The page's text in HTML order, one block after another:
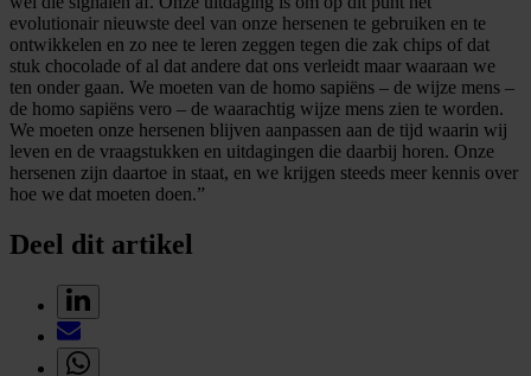
evolutionair nieuwste deel van onze hersenen te gebruiken en te
ontwikkelen en zo nee te leren zeggen tegen die zak chips of dat
stuk chocolade of al dat andere dat ons verleidt maar waaraan we
ten onder gaan. We moeten van de homo sapiëns – de wijze mens –
de homo sapiëns vero – de waarachtig wijze mens zien te worden.
We moeten onze hersenen blijven aanpassen aan de tijd waarin wij
leven en de vraagstukken en uitdagingen die daarbij horen. Onze
hersenen zijn daartoe in staat, en we krijgen steeds meer kennis over
hoe we dat moeten doen.”
Deel dit artikel